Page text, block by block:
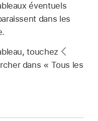
éventuels
dans les
touchez
dans « Tous les